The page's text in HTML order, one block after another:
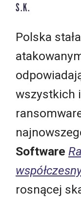
S.K.
Polska
wszystkich
Software
rosnącej